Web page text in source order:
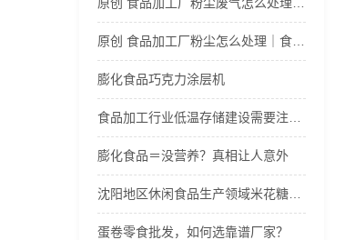
膨化食品巧克力涂层机
膨化食品＝没营养？真相让人意外
蛋卷零食批发，如何选靠谱厂家？